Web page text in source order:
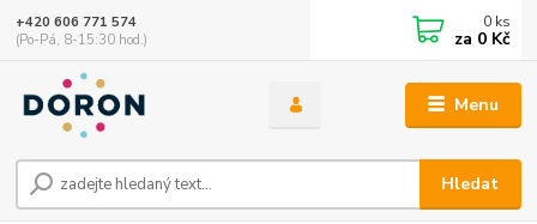
Menu
Hledat
+420 606 771 574
(Po-Pá, 8-15:30 hod.)
0 ks
za 0 Kč